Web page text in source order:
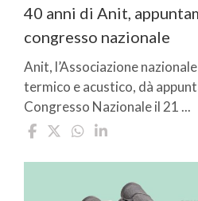
40 anni di Anit,
congresso nazionale
Anit, l’Associazione
termico e acustico, dà
Congresso Nazionale il 21 ...